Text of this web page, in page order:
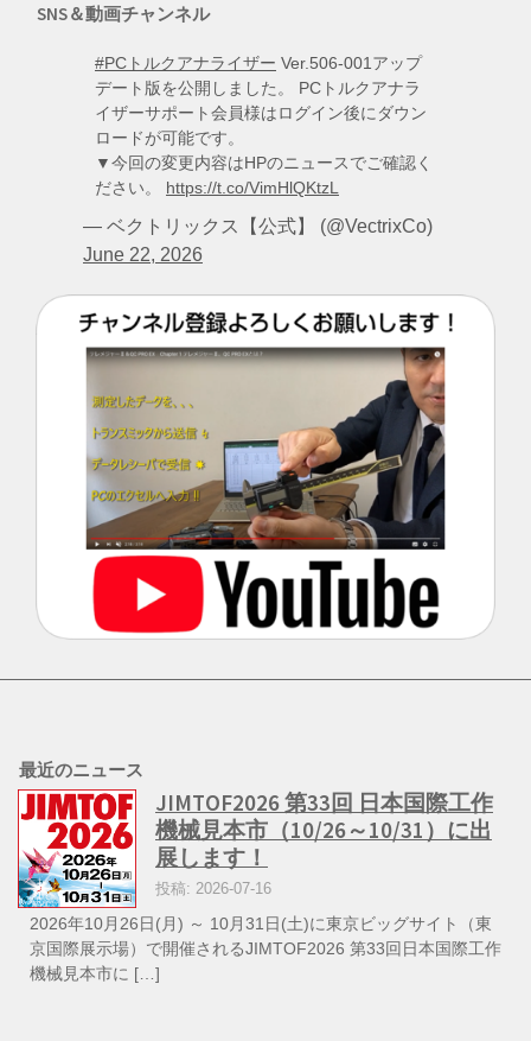
SNS＆動画チャンネル
#PCトルクアナライザー Ver.506-001アップ
デート版を公開しました。 PCトルクアナラ
イザーサポート会員様はログイン後にダウン
ロードが可能です。
▼今回の変更内容はHPのニュースでご確認く
ださい。 https://t.co/VimHlQKtzL
— ベクトリックス【公式】 (@VectrixCo)
June 22, 2026
最近のニュース
JIMTOF2026 第33回 日本国際工作
機械見本市（10/26～10/31）に出
展します！
投稿: 2026-07-16
2026年10月26日(月) ～ 10月31日(土)に東京ビッグサイト（東
京国際展示場）で開催されるJIMTOF2026 第33回日本国際工作
機械見本市に […]